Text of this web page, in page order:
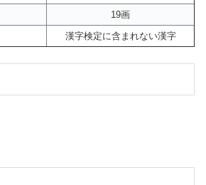
19画
漢字検定に含まれない漢字